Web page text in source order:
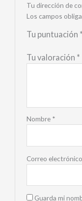
Tu dirección de
Los campos
Tu puntuación *
Tu valoración *
Nombre *
Correo electrónico
Guarda mi